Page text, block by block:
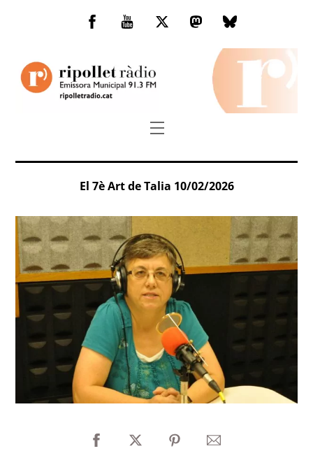
Facebook
You
TwitterMastodonBluesky
Menu
El 7è Art de Talia 10/02/2026